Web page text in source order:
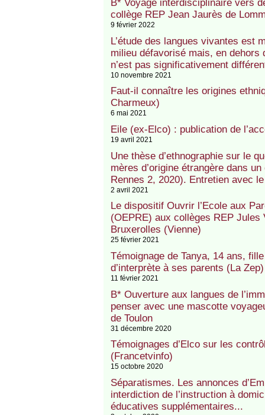
B* Voyage interdisciplinaire vers
collège REP Jean Jaurès de
9 février 2022
L’étude des langues vivantes est
milieu défavorisé mais, en dehors
n’est pas significativement
10 novembre 2021
Faut-il connaître les origines
Charmeux)
6 mai 2021
Eile (ex-Elco) : publication de
19 avril 2021
Une thèse d’ethnographie sur le
mères d’origine étrangère dans
Rennes 2, 2020). Entretien avec
2 avril 2021
Le dispositif Ouvrir l’Ecole aux
(OEPRE) aux collèges REP Jules
Bruxerolles (Vienne)
25 février 2021
Témoignage de Tanya, 14 ans,
d’interprète à ses parents (La Zep)
11 février 2021
B* Ouverture aux langues de
penser avec une mascotte
de Toulon
31 décembre 2020
Témoignages d’Elco sur les
(Francetvinfo)
15 octobre 2020
Séparatismes. Les annonces
interdiction de l’instruction à
éducatives supplémentaires...